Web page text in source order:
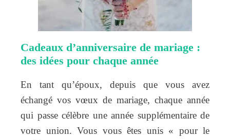
Cadeaux d’anniversaire de mariage :
des idées pour chaque année
En tant qu’époux, depuis que vous avez
échangé vos vœux de mariage, chaque année
qui passe célèbre une année supplémentaire de
votre union. Vous vous êtes unis « pour le